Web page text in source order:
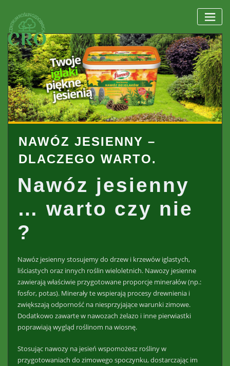
content
NAWÓZ JESIENNY –
DLACZEGO WARTO.
Nawóz jesienny
… warto czy nie
?
Nawóz jesienny stosujemy do drzew i krzewów iglastych,
liściastych oraz innych roślin wieloletnich. Nawozy jesienne
zawierają właściwie przygotowane proporcje minerałów (np.:
fosfor, potas). Minerały te wspierają procesy drewnienia i
zwiększają odporność na niesprzyjające warunki zimowe.
Dodatkowo zawarte w nawozach żelazo i inne pierwiastki
poprawiają wygląd roślinom na wiosnę.
Stosując nawozy na jesień wspomożesz rośliny w
przygotowaniach do zimowego spoczynku, dostarczając im